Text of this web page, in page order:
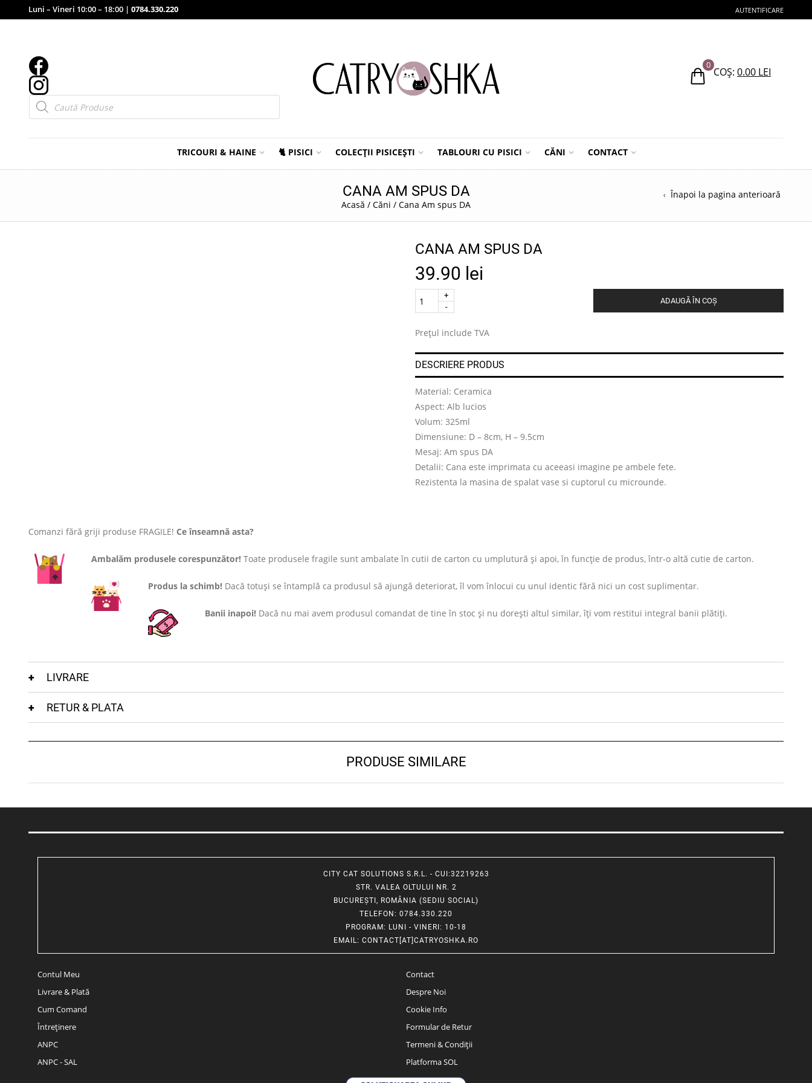
Luni – Vineri 10:00 – 18:00 | 0784.330.220 AUTENTIFICARE
Products
search
0
COȘ: 0.00 LEI
TRICOURI & HAINE 🐈 PISICI COLECȚII PISICEȘTI TABLOURI CU PISICI CĂNI CONTACT
CANA AM SPUS DA
Acasă / Căni / Cana Am spus DA
Înapoi la pagina anterioară
CANA AM SPUS DA
39.90 lei
Quantity
ADAUGĂ ÎN COȘ
Prețul include TVA
DESCRIERE PRODUS
Material: Ceramica
Aspect: Alb lucios
Volum: 325ml
Dimensiune: D – 8cm, H – 9.5cm
Mesaj: Am spus DA
Detalii: Cana este imprimata cu aceeasi imagine pe ambele fete.
Rezistenta la masina de spalat vase si cuptorul cu microunde.
Comanzi fără griji produse FRAGILE! Ce înseamnă asta?
Ambalăm produsele corespunzător! Toate produsele fragile sunt ambalate în cutii de carton cu umplutură și apoi, în funcție de produs, într-o altă cutie de carton.
Produs la schimb! Dacă totuși se întamplă ca produsul să ajungă deteriorat, îl vom înlocui cu unul identic fără nici un cost suplimentar.
Banii inapoi! Dacă nu mai avem produsul comandat de tine în stoc și nu dorești altul similar, îți vom restitui integral banii plătiți.
LIVRARE
RETUR & PLATA
PRODUSE SIMILARE
CITY CAT SOLUTIONS S.R.L. - CUI:32219263
STR. VALEA OLTULUI NR. 2
BUCUREȘTI, ROMÂNIA (SEDIU SOCIAL)
TELEFON : 0784.330.220
PROGRAM: LUNI - VINERI: 10-18
EMAIL: CONTACT[AT]CATRYOSHKA.RO
Contul Meu
Livrare & Plată
Cum Comand
Întreținere
ANPC
ANPC - SAL
Contact
Despre Noi
Cookie Info
Formular de Retur
Termeni & Condiții
Platforma SOL